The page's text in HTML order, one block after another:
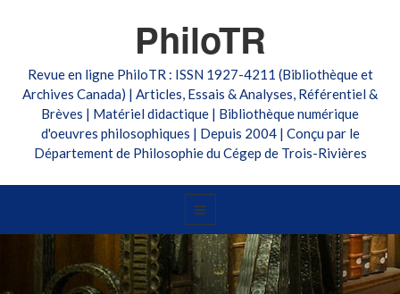
PhiloTR
Revue en ligne PhiloTR : ISSN 1927-4211 (Bibliothèque et
Archives Canada) | Articles, Essais & Analyses, Référentiel &
Brèves | Matériel didactique | Bibliothèque numérique
d'oeuvres philosophiques | Depuis 2004 | Conçu par le
Département de Philosophie du Cégep de Trois-Rivières